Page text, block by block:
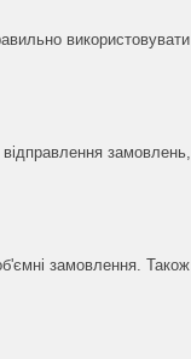
використовувати
замовлень,
замовлення. Також